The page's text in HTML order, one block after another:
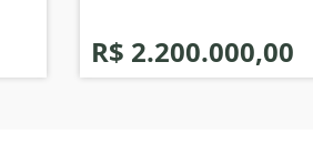
R$ 2.200.000,00